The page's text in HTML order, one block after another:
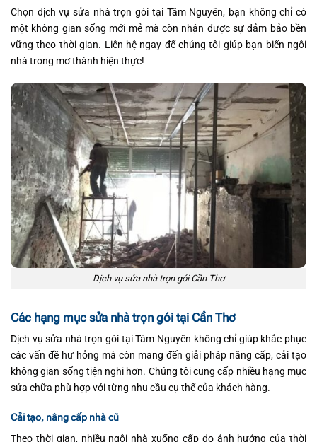
Chọn dịch vụ sửa nhà trọn gói tại Tâm Nguyên, bạn không chỉ có
một không gian sống mới mẻ mà còn nhận được sự đảm bảo bền
vững theo thời gian. Liên hệ ngay để chúng tôi giúp bạn biến ngôi
nhà trong mơ thành hiện thực!
Dịch vụ sửa nhà trọn gói Cần Thơ
Các hạng mục sửa nhà trọn gói tại Cần Thơ
Dịch vụ sửa nhà trọn gói tại Tâm Nguyên không chỉ giúp khắc phục
các vấn đề hư hỏng mà còn mang đến giải pháp nâng cấp, cải tạo
không gian sống tiện nghi hơn. Chúng tôi cung cấp nhiều hạng mục
sửa chữa phù hợp với từng nhu cầu cụ thể của khách hàng.
Cải tạo, nâng cấp nhà cũ
Theo thời gian, nhiều ngôi nhà xuống cấp do ảnh hưởng của thời